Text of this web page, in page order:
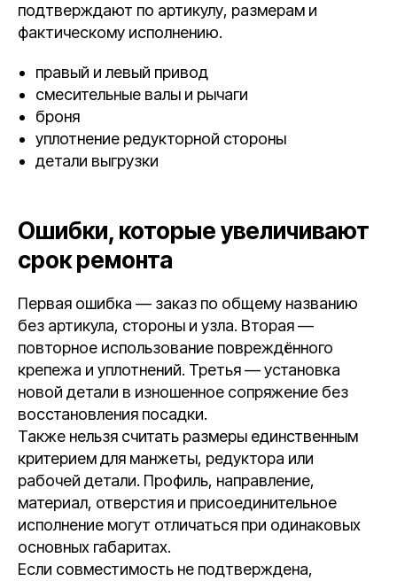
подтверждают по артикулу, размерам и
фактическому исполнению.
правый и левый привод
смесительные валы и рычаги
броня
уплотнение редукторной стороны
детали выгрузки
Ошибки, которые увеличивают
срок ремонта
Первая ошибка — заказ по общему названию
без артикула, стороны и узла. Вторая —
повторное использование повреждённого
крепежа и уплотнений. Третья — установка
новой детали в изношенное сопряжение без
восстановления посадки.
Также нельзя считать размеры единственным
критерием для манжеты, редуктора или
рабочей детали. Профиль, направление,
материал, отверстия и присоединительное
исполнение могут отличаться при одинаковых
основных габаритах.
Если совместимость не подтверждена,